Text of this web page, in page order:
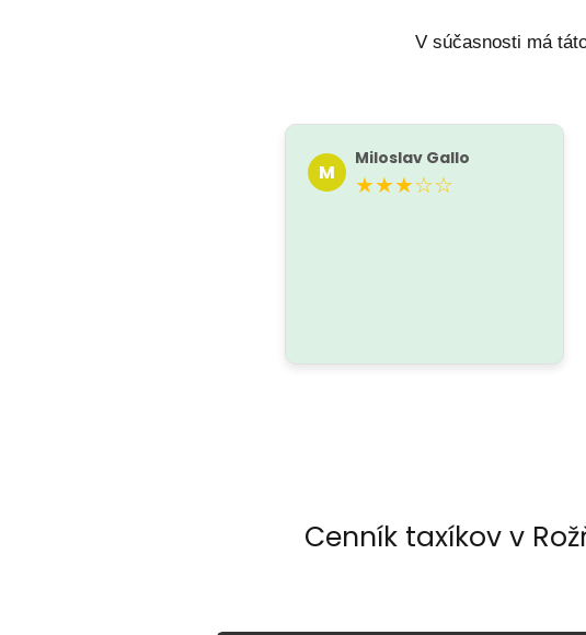
V súčasnosti má
M
Miloslav Gallo
★★★☆☆
Cenník taxíkov v